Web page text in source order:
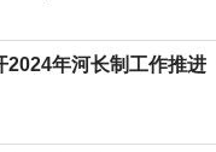
2024年河长制工作推进